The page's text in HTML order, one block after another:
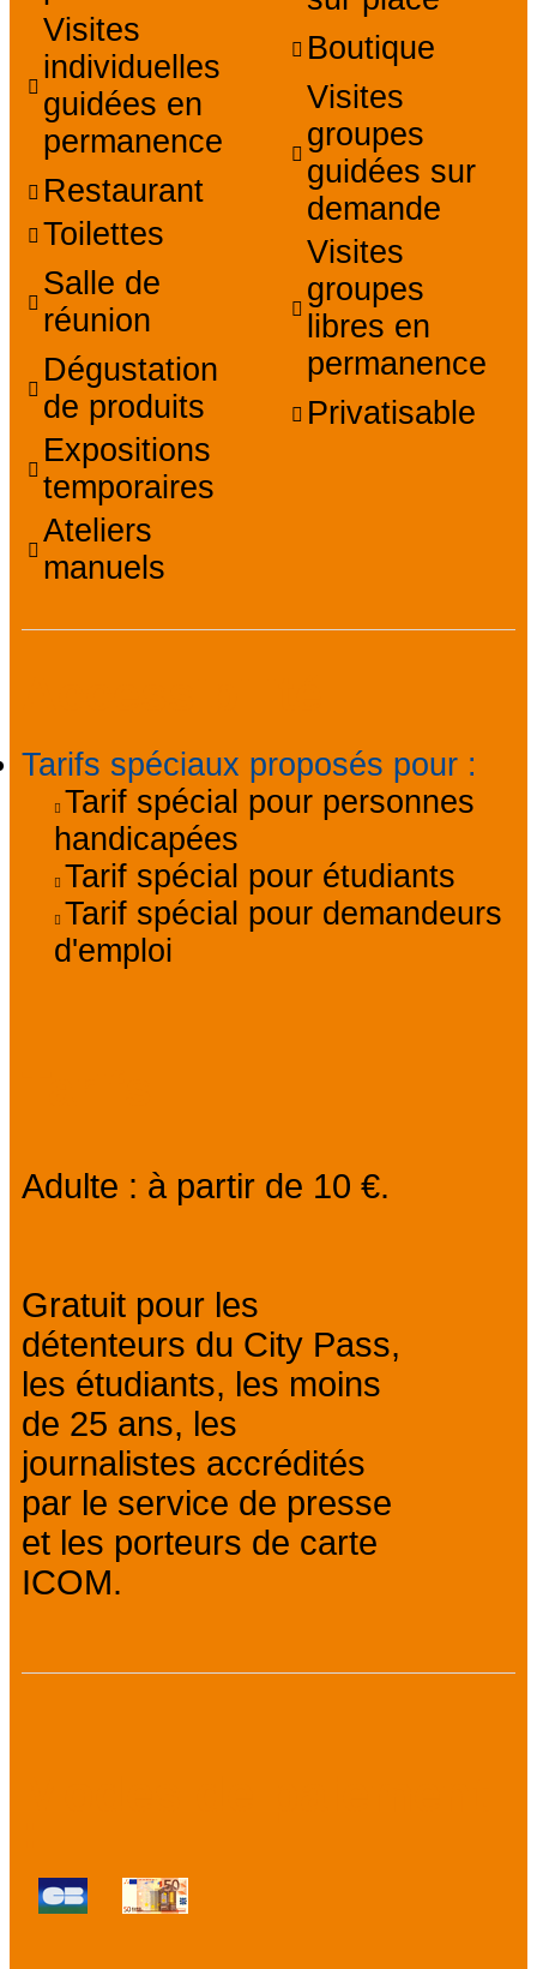
Visites
individuelles
guidées en
permanence
Restaurant
Toilettes
Salle de
réunion
Dégustation
de produits
Expositions
temporaires
Ateliers
manuels
Boutique
Visites
groupes
guidées sur
demande
Visites
groupes
libres en
permanence
Privatisable
Tarifs spéciaux proposés pour :
Tarif spécial pour personnes
handicapées
Tarif spécial pour étudiants
Tarif spécial pour demandeurs
d'emploi
Adulte : à partir de 10 €.
Gratuit pour les
détenteurs du City Pass,
les étudiants, les moins
de 25 ans, les
journalistes accrédités
par le service de presse
et les porteurs de carte
ICOM.